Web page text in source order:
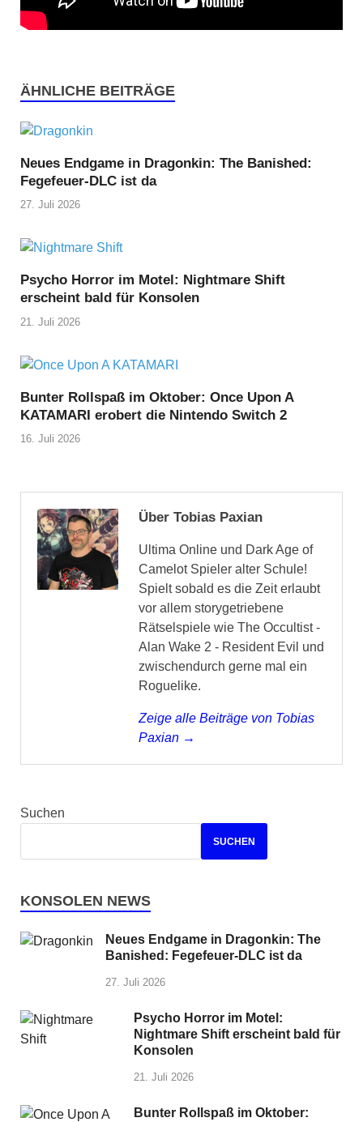
ÄHNLICHE BEITRÄGE
Neues Endgame in Dragonkin: The Banished:
Fegefeuer-DLC ist da
27. Juli 2026
Psycho Horror im Motel: Nightmare Shift
erscheint bald für Konsolen
21. Juli 2026
Bunter Rollspaß im Oktober: Once Upon A
KATAMARI erobert die Nintendo Switch 2
16. Juli 2026
Über Tobias Paxian
Ultima Online und Dark Age of
Camelot Spieler alter Schule!
Spielt sobald es die Zeit erlaubt
vor allem storygetriebene
Rätselspiele wie The Occultist -
Alan Wake 2 - Resident Evil und
zwischendurch gerne mal ein
Roguelike.
Zeige alle Beiträge von Tobias
Paxian →
Suchen
SUCHEN
KONSOLEN NEWS
Neues Endgame in Dragonkin: The
Banished: Fegefeuer-DLC ist da
27. Juli 2026
Psycho Horror im Motel:
Nightmare Shift erscheint bald für
Konsolen
21. Juli 2026
Bunter Rollspaß im Oktober: